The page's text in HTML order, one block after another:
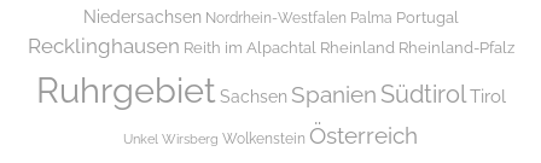
Niedersachsen Nordrhein-Westfalen Palma Portugal
Recklinghausen Reith im Alpachtal Rheinland Rheinland-Pfalz
Ruhrgebiet Sachsen Spanien SüdtirolTirol
Unkel Wirsberg Wolkenstein Österreich